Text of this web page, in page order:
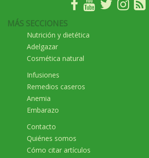
MÁS SECCIONES
Nutrición y dietética
Adelgazar
Cosmética natural
Infusiones
Remedios caseros
Anemia
Embarazo
Contacto
Quiénes somos
Cómo citar artículos